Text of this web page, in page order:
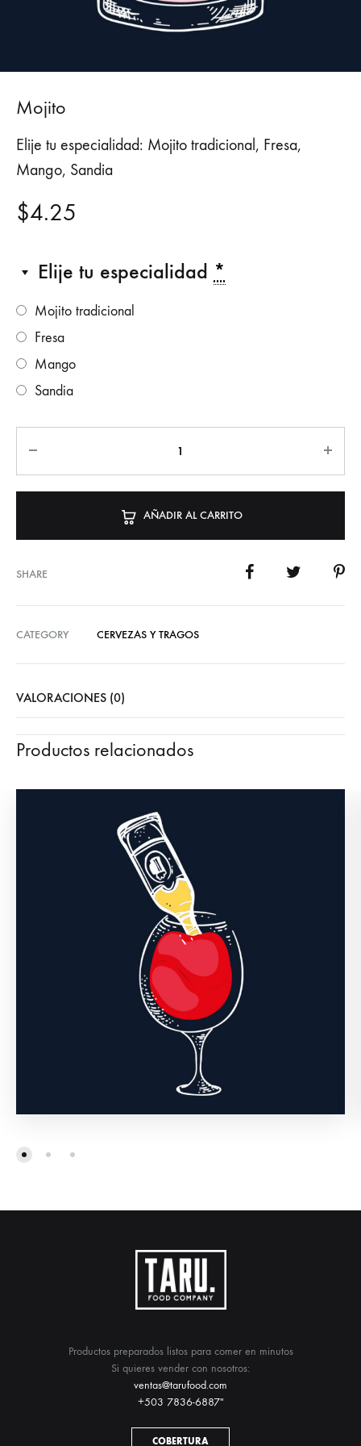
Mojito
Elije tu especialidad: Mojito tradicional, Fresa,
Mango, Sandia
$4.25
Elije tu especialidad *
Mojito tradicional
Fresa
Mango
Sandia
AÑADIR AL CARRITO
SHARE
CATEGORY CERVEZAS Y TRAGOS
VALORACIONES (0)
Productos relacionados
Productos preparados listos para comer en minutos
Si quieres vender con nosotros:
ventas@tarufood.com
+503 7836-6887″
COBERTURA